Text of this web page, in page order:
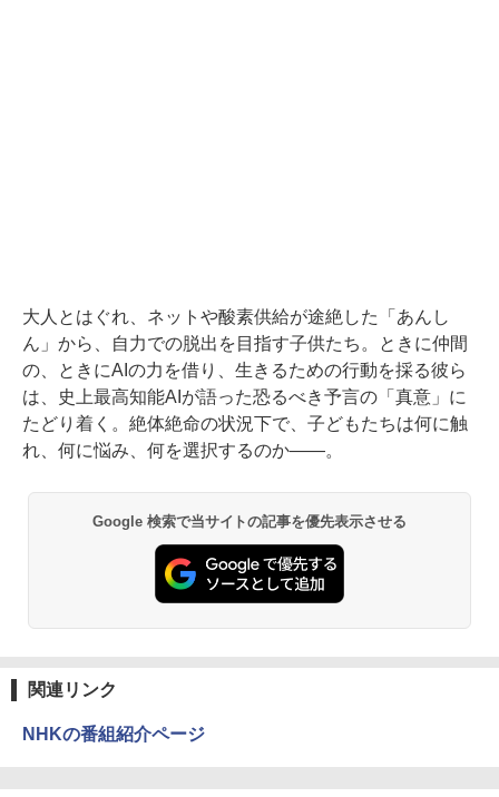
大人とはぐれ、ネットや酸素供給が途絶した「あんし
ん」から、自力での脱出を目指す子供たち。ときに仲間
の、ときにAIの力を借り、生きるための行動を採る彼ら
は、史上最高知能AIが語った恐るべき予言の「真意」に
たどり着く。絶体絶命の状況下で、子どもたちは何に触
れ、何に悩み、何を選択するのか――。
Google 検索で当サイトの記事を優先表示させる
関連リンク
NHKの番組紹介ページ